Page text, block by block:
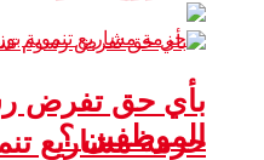
حزمة مشاريع
بأي حق تفرض
الموظفين ؟